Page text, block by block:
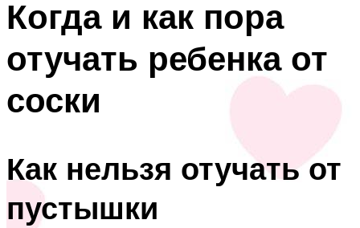
Когда и как пора
отучать ребенка от
соски
Как нельзя отучать от
пустышки